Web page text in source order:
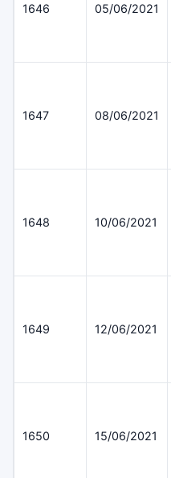
1646 05/06/2021
1647 08/06/2021
1648 10/06/2021
1649 12/06/2021
1650 15/06/2021